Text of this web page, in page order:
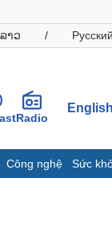
າວ / Русский
Radio
English
Công nghệ Sức